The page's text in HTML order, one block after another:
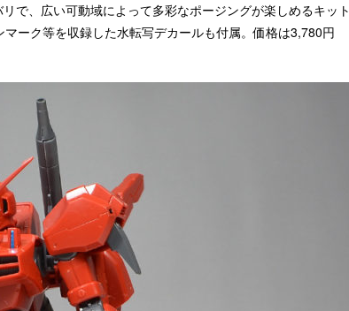
で、広い可動域によって多彩なポージングが楽しめるキット
ーク等を収録した水転写デカールも付属。価格は3,780円